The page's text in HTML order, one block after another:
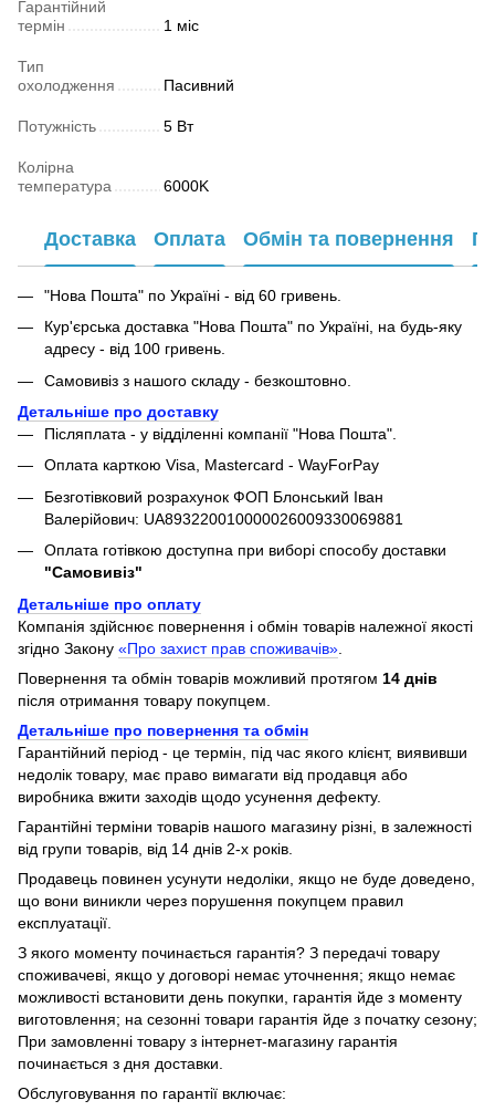
Гарантійний
термін
1 міс
Тип
охолодження
Пасивний
Потужність 5 Вт
Колірна
температура
6000K
Доставка Оплата Обмін та повернення
"Нова Пошта" по Україні - від 60 гривень.
Кур'єрська доставка "Нова Пошта" по Україні, на будь-яку
адресу - від 100 гривень.
Самовивіз з нашого складу - безкоштовно.
Детальніше про доставку
Післяплата - у відділенні компанії "Нова Пошта".
Оплата карткою Visa, Mastercard - WayForPay
Безготівковий розрахунок ФОП Блонський Іван
Валерійович: UA893220010000026009330069881
Оплата готівкою доступна при виборі способу доставки
"Самовивіз"
Детальніше про оплату
Компанія здійснює повернення і обмін товарів належної якості
згідно Закону «Про захист прав споживачів»
Повернення та обмін товарів можливий протягом 14 днів
після отримання товару покупцем.
Детальніше про повернення та обмін
Гарантійний період - це термін, під час якого клієнт, виявивши
недолік товару, має право вимагати від продавця або
виробника вжити заходів щодо усунення дефекту.
Гарантійні терміни товарів нашого магазину різні, в залежності
від групи товарів, від 14 днів 2-х років.
Продавець повинен усунути недоліки, якщо не буде доведено,
що вони виникли через порушення покупцем правил
експлуатації.
З якого моменту починається гарантія? З передачі товару
споживачеві, якщо у договорі немає уточнення; якщо немає
можливості встановити день покупки, гарантія йде з моменту
виготовлення; на сезонні товари гарантія йде з початку сезону;
При замовленні товару з інтернет-магазину гарантія
починається з дня доставки.
Обслуговування по гарантії включає: